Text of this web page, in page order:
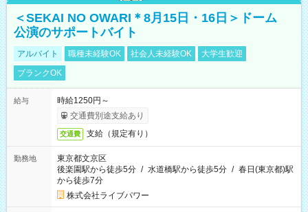
＜SEKAI NO OWARI＊8月15日・16日＞ドーム
公演のサポートバイト
アルバイト 職種未経験OK 社会人未経験OK
大学生歓迎
ブランクOK
給与
時給1250円～
交通費別途支給あり
交通費 支給（規定有り）
勤務地
東京都文京区
後楽園駅から徒歩5分 / 水道橋駅から徒歩5分 / 春日(東京都)駅
から徒歩7分
株式会社ライブパワー